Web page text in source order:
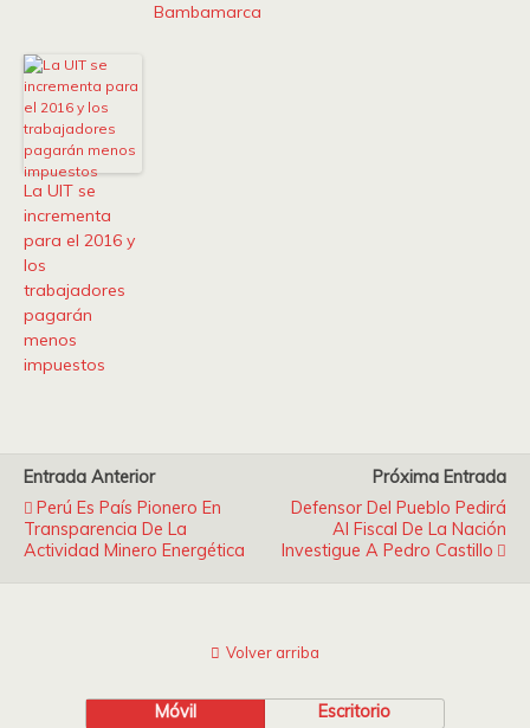
Bambamarca
La UIT se
incrementa
para el 2016 y
los
trabajadores
pagarán
menos
impuestos
Entrada Anterior
Perú Es País Pionero En
Transparencia De La
Actividad Minero Energética
Próxima Entrada
Defensor Del Pueblo Pedirá
Al Fiscal De La Nación
Investigue A Pedro Castillo
Volver arriba
Móvil Escritorio